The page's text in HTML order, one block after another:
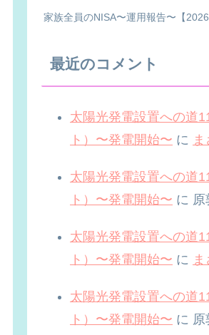
家族全員のNISA〜運用報告〜【2026
最近のコメント
太陽光発電設置への道
ト）〜発電開始〜 に
太陽光発電設置への道
ト）〜発電開始〜 に 原
太陽光発電設置への道
ト）〜発電開始〜 に
太陽光発電設置への道
ト）〜発電開始〜 に 原